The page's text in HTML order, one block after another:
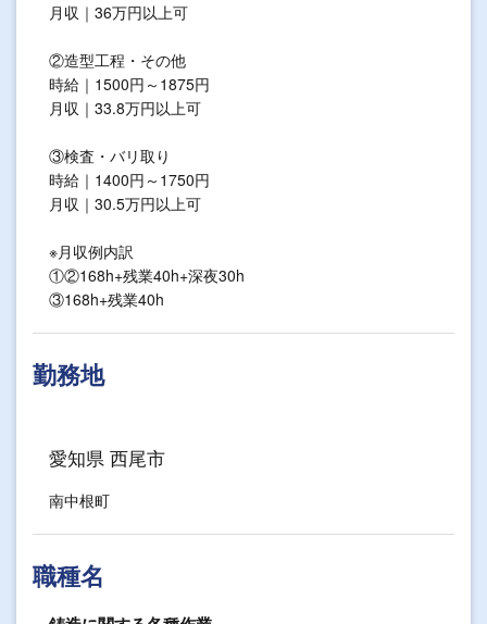
月収｜36万円以上可
②造型工程・その他
時給｜1500円～1875円
月収｜33.8万円以上可
③検査・バリ取り
時給｜1400円～1750円
月収｜30.5万円以上可
※月収例内訳
①②168h+残業40h+深夜30h
③168h+残業40h
勤務地
愛知県 西尾市
南中根町
職種名